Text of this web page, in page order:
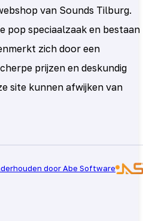
van Sounds Tilburg.
pop speciaalzaak en bestaan
zich door een
prijzen en deskundig
site kunnen afwijken van
door Abe Software